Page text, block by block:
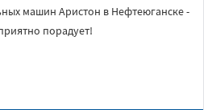
машин Аристон в Нефтеюганске -
порадует!